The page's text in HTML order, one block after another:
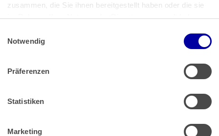
zusammen, die Sie ihnen bereitgestellt haben oder die sie
im Rahmen Ihrer Nutzung der Dienste gesammelt haben.
Impressum
Notwendig
Präferenzen
Statistiken
Marketing
Pressemitteilungen|AGB
Impressum|Datenschutz
Muster Widerrufsformular (PDF)